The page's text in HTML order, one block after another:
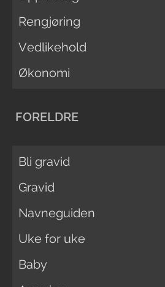
Rengjøring
Vedlikehold
Økonomi
FORELDRE
Bli gravid
Gravid
Navneguiden
Uke for uke
Baby